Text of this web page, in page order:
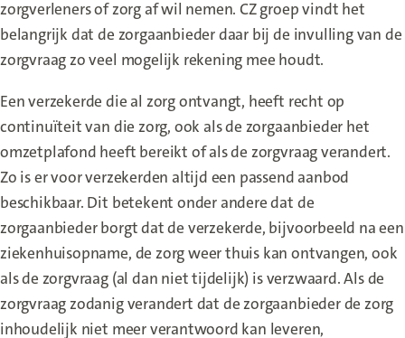
zorgverleners of zorg af wil nemen. CZ groep vindt het
belangrijk dat de zorgaanbieder daar bij de invulling van de
zorgvraag zo veel mogelijk rekening mee houdt.
Een verzekerde die al zorg ontvangt, heeft recht op
continuïteit van die zorg, ook als de zorgaanbieder het
omzetplafond heeft bereikt of als de zorgvraag verandert.
Zo is er voor verzekerden altijd een passend aanbod
beschikbaar. Dit betekent onder andere dat de
zorgaanbieder borgt dat de verzekerde, bijvoorbeeld na een
ziekenhuisopname, de zorg weer thuis kan ontvangen, ook
als de zorgvraag (al dan niet tijdelijk) is verzwaard. Als de
zorgvraag zodanig verandert dat de zorgaanbieder de zorg
inhoudelijk niet meer verantwoord kan leveren,